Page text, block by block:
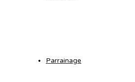
Parrainage